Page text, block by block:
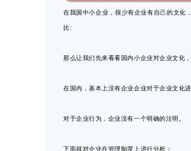
在我国中小企业，很少有企业有自己的文化
比:
那么让我们先来看看国内小企业对企业文化
在国内，基本上没有企业企业对于企业文化进
对于企业行为，企业没有一个明确的注明。
下面就对企业在管理制度上进行分析：